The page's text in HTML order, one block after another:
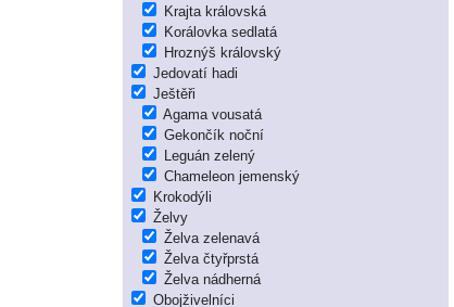
Krajta královská
Korálovka sedlatá
Hroznýš královský
Jedovatí hadi
Ještěři
Agama vousatá
Gekončík noční
Leguán zelený
Chameleon jemenský
Krokodýli
Želvy
Želva zelenavá
Želva čtyřprstá
Želva nádherná
Obojživelníci